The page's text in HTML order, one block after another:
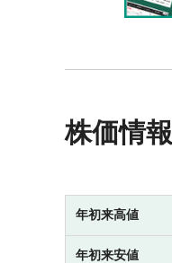
株価情報
年初来高値
年初来安値